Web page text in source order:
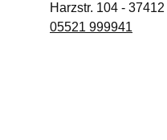
Harzstr. 104 - 37412
05521 999941